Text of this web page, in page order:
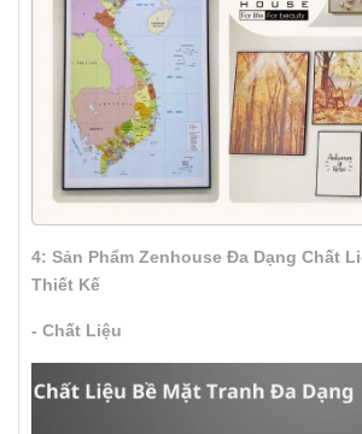
4: Sản Phẩm Zenhouse Đa Dạng Chất
Thiết Kế
- Chất Liệu